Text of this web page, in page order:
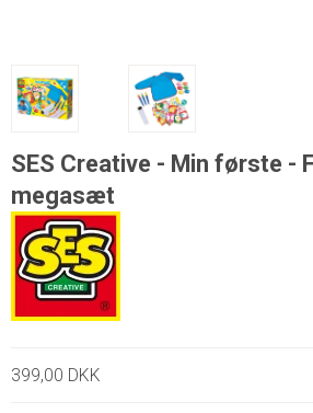
SES Creative - Min første -
megasæt
399,00 DKK